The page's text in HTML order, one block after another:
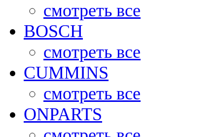
смотреть все
BOSCH
смотреть все
CUMMINS
смотреть все
ONPARTS